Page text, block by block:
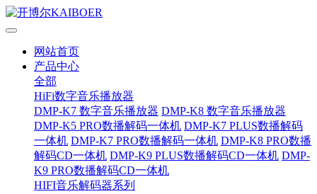
网站首页
产品中心
全部
HiFi数字音乐播放器
DMP-K7 数字音乐播放器 DMP-K8 数字音乐播放器
DMP-K5 PRO数播解码一体机 DMP-K7 PLUS数播解码
一体机 DMP-K7 PRO数播解码一体机 DMP-K8 PRO数播
解码CD一体机 DMP-K9 PLUS数播解码CD一体机 DMP-
K9 PRO数播解码CD一体机
HIFI音乐解码器系列